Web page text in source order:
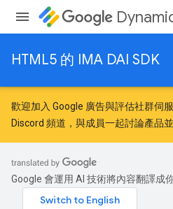
Dynamic
HTML5 的 IMA DAI SDK
歡迎加入 Google 廣告與評估社群伺
Discord 頻道，與成員一起討論產品
Google 會運用 AI 技術將內容翻譯成